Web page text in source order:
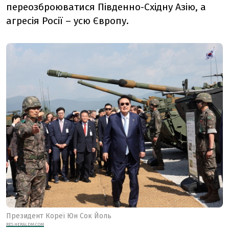
переозброюватися Південно-Східну Азію, а
агресія Росії – усю Європу.
Президент Кореї Юн Сок Йоль
RES.HERALDM.COM